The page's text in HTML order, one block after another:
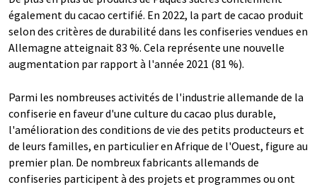
également du cacao certifié. En 2022, la part de cacao produit
selon des critères de durabilité dans les confiseries vendues en
Allemagne atteignait 83 %. Cela représente une nouvelle
augmentation par rapport à l'année 2021 (81 %).
Parmi les nombreuses activités de l'industrie allemande de la
confiserie en faveur d'une culture du cacao plus durable,
l'amélioration des conditions de vie des petits producteurs et
de leurs familles, en particulier en Afrique de l'Ouest, figure au
premier plan. De nombreux fabricants allemands de
confiseries participent à des projets et programmes ou ont